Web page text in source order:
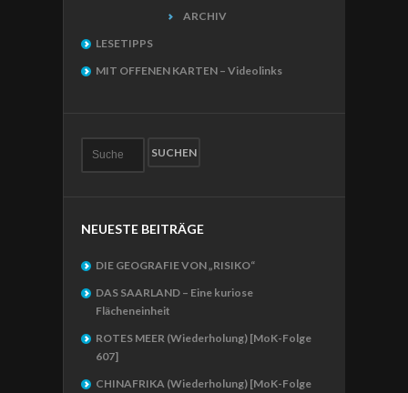
ARCHIV
LESETIPPS
MIT OFFENEN KARTEN – Videolinks
NEUESTE BEITRÄGE
DIE GEOGRAFIE VON „RISIKO“
DAS SAARLAND – Eine kuriose
Flächeneinheit
ROTES MEER (Wiederholung) [MoK-Folge
607]
CHINAFRIKA (Wiederholung) [MoK-Folge